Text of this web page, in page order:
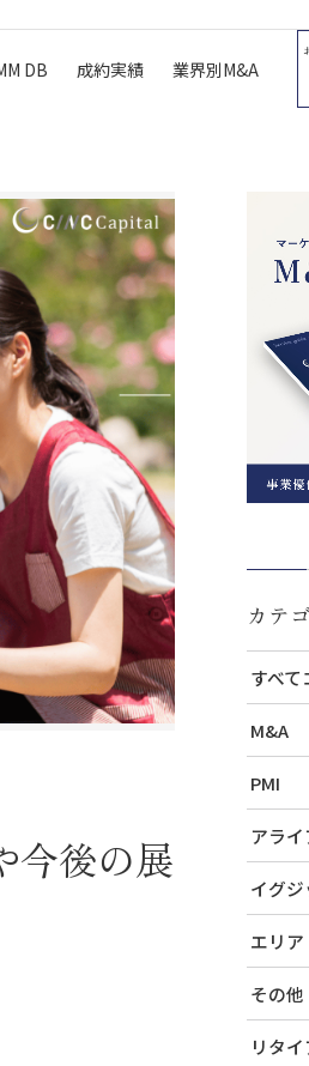
DB 成約実績 業界別M&A
今後の展
カテ
すべて
M&A
PMI
アライ
イグジ
エリア
その他
リタイ